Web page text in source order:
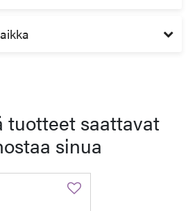
tuotteet saattavat
sinua